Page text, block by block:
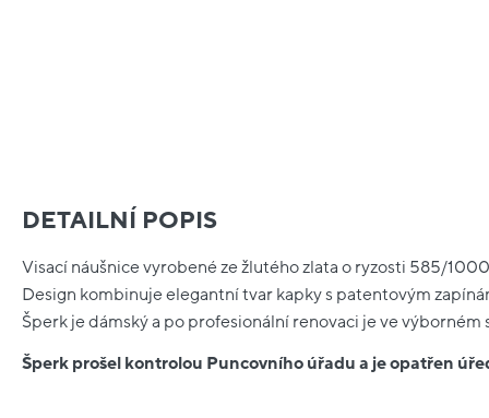
DETAILNÍ POPIS
Visací náušnice vyrobené ze žlutého zlata o ryzosti 585/1000
Design kombinuje elegantní tvar kapky s patentovým
Šperk je dámský a po profesionální renovaci je ve výborném
Šperk prošel kontrolou Puncovního úřadu a je opatřen